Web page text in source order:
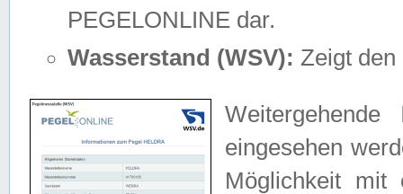
PEGELONLINE dar.
Wasserstand (WSV): Zeigt den
eingesehen
Möglichkeit mit